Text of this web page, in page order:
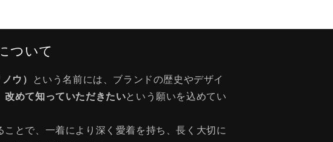
ついて
ウ）
という名前には、ブランドの歴史やデザイ
改めて知っていただきたいという願いを込めてい
ことで、一着により深く愛着を持ち、長く大切に